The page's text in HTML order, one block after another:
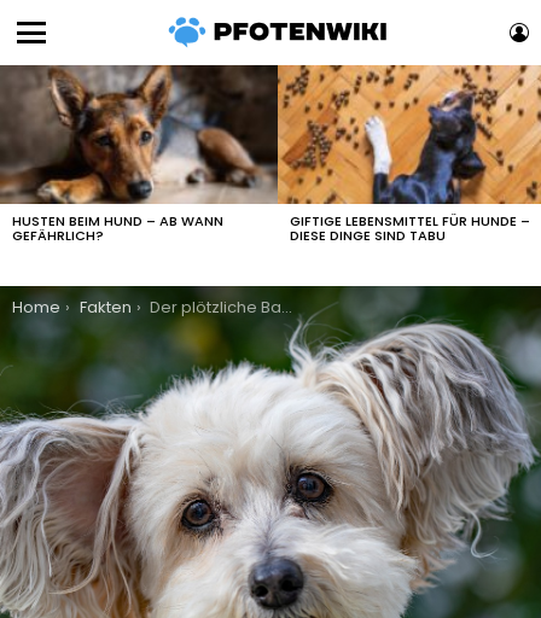
LATEST
STORIES
HUSTEN BEIM HUND – AB WANN
GEFÄHRLICH?
GIFTIGE LEBENSMITTEL FÜR HUNDE –
DIESE DINGE SIND TABU
You are here:
Home Fakten Der plötzliche Bandscheibenvorfall bei Hunden